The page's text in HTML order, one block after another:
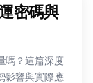
密碼與
嗎？這篇深度
影響與實際應